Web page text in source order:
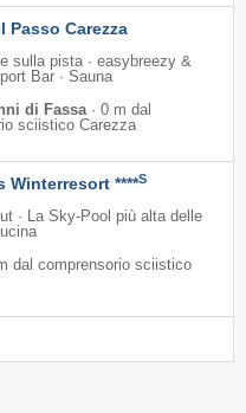
Passo Carezza
sulla pista · easybreezy &
Bar · Sauna
di Fassa · 0 m dal
sciistico Carezza
Winterresort ****S
· La Sky-Pool più alta delle
dal comprensorio sciistico